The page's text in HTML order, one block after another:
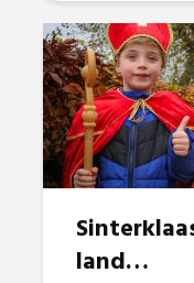
land…